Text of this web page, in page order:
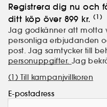
Registrera dig nu och
ditt köp över 899 kr. (1)
Jag godkänner att motta
personliga erbjudanden
post. Jag samtycker till
personuppgifter. Jag
(1) Till kampanjvillkoren
E-postadress